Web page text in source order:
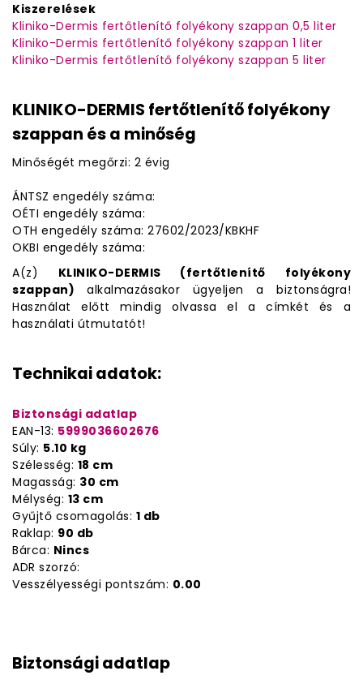
Kiszerelések
Kliniko-Dermis fertőtlenítő folyékony szappan 0,5 liter
Kliniko-Dermis fertőtlenítő folyékony szappan 1 liter
Kliniko-Dermis fertőtlenítő folyékony szappan 5 liter
KLINIKO-DERMIS fertőtlenítő folyékony
szappan és a minőség
Minőségét megőrzi: 2 évig
ÁNTSZ engedély száma:
OÉTI engedély száma:
OTH engedély száma: 27602/2023/KBKHF
OKBI engedély száma:
A(z) KLINIKO-DERMIS (fertőtlenítő folyékony
szappan) alkalmazásakor ügyeljen a biztonságra!
Használat előtt mindig olvassa el a címkét és a
használati útmutatót!
Technikai adatok:
Biztonsági adatlap
EAN-13: 5999036602676
Súly: 5.10 kg
Szélesség: 18 cm
Magasság: 30 cm
Mélység: 13 cm
Gyűjtő csomagolás: 1 db
Raklap: 90 db
Bárca: Nincs
ADR szorzó:
Vesszélyességi pontszám: 0.00
Biztonsági adatlap